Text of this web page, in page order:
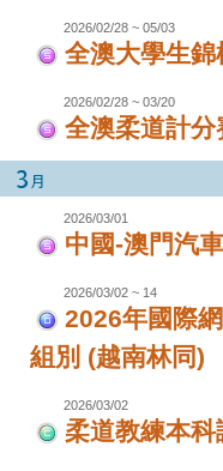
2026/02/28 ~ 05/03
全澳大學生
2026/02/28 ~ 03/20
全澳柔道計分
2026/03/01
中國-澳門汽
2026/03/02 ~ 14
2026年國際
組別 (越南林同)
2026/03/02
柔道教練本科